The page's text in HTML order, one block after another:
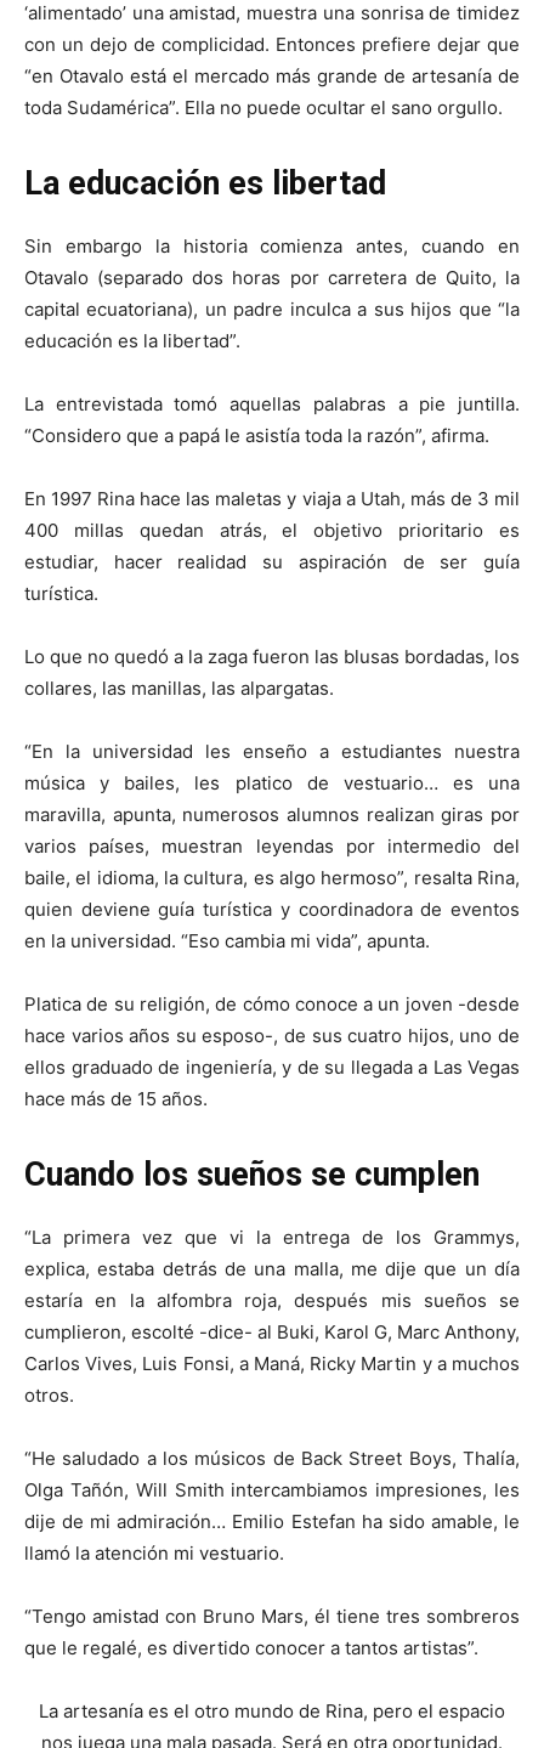
‘alimentado’ una amistad, muestra una sonrisa de timidez
con un dejo de complicidad. Entonces prefiere dejar que
“en Otavalo está el mercado más grande de artesanía de
toda Sudamérica”. Ella no puede ocultar el sano orgullo.
La educación es libertad
Sin embargo la historia comienza antes, cuando en
Otavalo (separado dos horas por carretera de Quito, la
capital ecuatoriana), un padre inculca a sus hijos que “la
educación es la libertad”.
La entrevistada tomó aquellas palabras a pie juntilla.
“Considero que a papá le asistía toda la razón”, afirma.
En 1997 Rina hace las maletas y viaja a Utah, más de 3 mil
400 millas quedan atrás, el objetivo prioritario es
estudiar, hacer realidad su aspiración de ser guía
turística.
Lo que no quedó a la zaga fueron las blusas bordadas, los
collares, las manillas, las alpargatas.
“En la universidad les enseño a estudiantes nuestra
música y bailes, les platico de vestuario… es una
maravilla, apunta, numerosos alumnos realizan giras por
varios países, muestran leyendas por intermedio del
baile, el idioma, la cultura, es algo hermoso”, resalta Rina,
quien deviene guía turística y coordinadora de eventos
en la universidad. “Eso cambia mi vida”, apunta.
Platica de su religión, de cómo conoce a un joven -desde
hace varios años su esposo-, de sus cuatro hijos, uno de
ellos graduado de ingeniería, y de su llegada a Las Vegas
hace más de 15 años.
Cuando los sueños se cumplen
“La primera vez que vi la entrega de los Grammys,
explica, estaba detrás de una malla, me dije que un día
estaría en la alfombra roja, después mis sueños se
cumplieron, escolté -dice- al Buki, Karol G, Marc Anthony,
Carlos Vives, Luis Fonsi, a Maná, Ricky Martin y a muchos
otros.
“He saludado a los músicos de Back Street Boys, Thalía,
Olga Tañón, Will Smith intercambiamos impresiones, les
dije de mi admiración… Emilio Estefan ha sido amable, le
llamó la atención mi vestuario.
“Tengo amistad con Bruno Mars, él tiene tres sombreros
que le regalé, es divertido conocer a tantos artistas”.
La artesanía es el otro mundo de Rina, pero el espacio
nos juega una mala pasada. Será en otra oportunidad.